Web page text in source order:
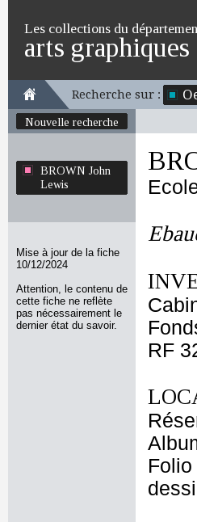
Les collections du
arts graphiques
Recherche sur :
Nouvelle recherche
BROWN John
Lewis
Mise à jour de la fiche
10/12/2024
Attention, le contenu de
cette fiche ne reflète
pas nécessairement le
dernier état du savoir.
RF
Folio